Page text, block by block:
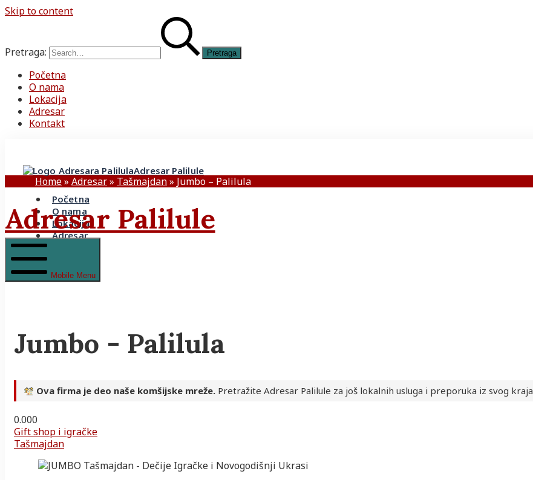
Skip to content
Pretraga:
Početna
O nama
Lokacija
Adresar
Kontakt
Adresar Palilule
Početna
O nama
Lokacija
Adresar
Home» Adresar» Tašmajdan» Jumbo – Palilula
Adresar Palilule
Mobile Menu
Jumbo - Palilula
Ova firma je deo naše komšijske mreže. Pretražite Adresar Palilule za još lokalnih usluga i preporuka iz svog kraja
0.000
Gift shop i igračke
Tašmajdan